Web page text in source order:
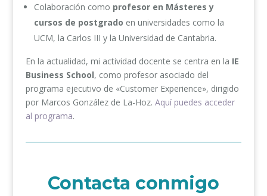
Colaboración como profesor en Másteres y
cursos de postgrado en universidades como la
UCM, la Carlos III y la Universidad de Cantabria.
En la actualidad, mi actividad docente se centra en la IE
Business School, como profesor asociado del
programa ejecutivo de «Customer Experience», dirigido
por Marcos González de La-Hoz. Aquí puedes acceder
al programa.
Contacta conmigo